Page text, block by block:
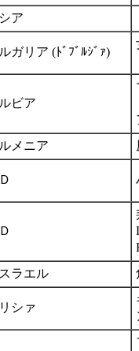
ア
ガリア (ﾄﾞﾌﾞﾙｼﾞｧ)
ビア
メニア
ラエル
シァ